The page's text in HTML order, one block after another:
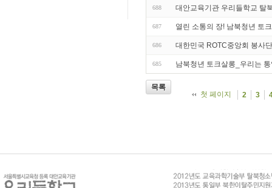
688 대안교육기관 우리들학교 탈
687 열린 소통의 장! 남북청년 토
686 대한민국 ROTC중앙회 봉사
685 남북청년 토크살롱_우리는
목록
첫 페이지
2 3